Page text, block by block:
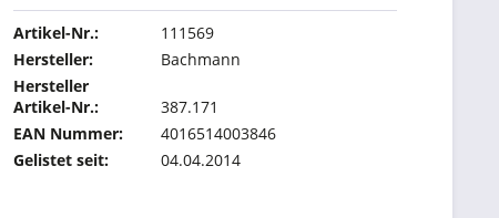
Artikel-Nr.:
111569
Hersteller:
Bachmann
Hersteller
Artikel-Nr.:
387.171
EAN Nummer:
4016514003846
Gelistet seit:
04.04.2014